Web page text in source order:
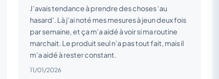
J’avais tendance à prendre des choses ‘au
hasard’. Là j’ai noté mes mesures à jeun deux fois
par semaine, et ça m’a aidé à voir si ma routine
marchait. Le produit seul n’a pas tout fait, mais il
m’a aidé à rester constant.
11/01/2026